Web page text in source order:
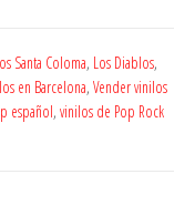
Santa Coloma, Los Diablos,
en Barcelona, Vender vinilos
español, vinilos de Pop Rock